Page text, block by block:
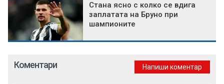
Стана ясно с колко се вдига
заплатата на Бруно при
шампионите
Коментари Напиши коментар